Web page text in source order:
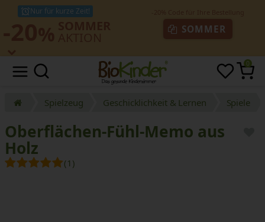
Nur für kurze Zeit!
SOMMER
0
Spielzeug Geschicklichkeit & Lernen Spiele
Oberflächen-Fühl-Memo aus
Holz
(1)